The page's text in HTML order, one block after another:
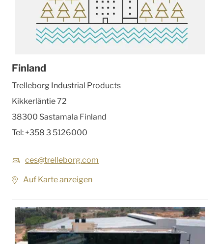
Finland
Trelleborg Industrial Products
Kikkerläntie 72
38300 Sastamala Finland
Tel: +358 3 5126000
ces@trelleborg.com
Auf Karte anzeigen